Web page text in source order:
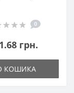
0
грн.
КОШИКА